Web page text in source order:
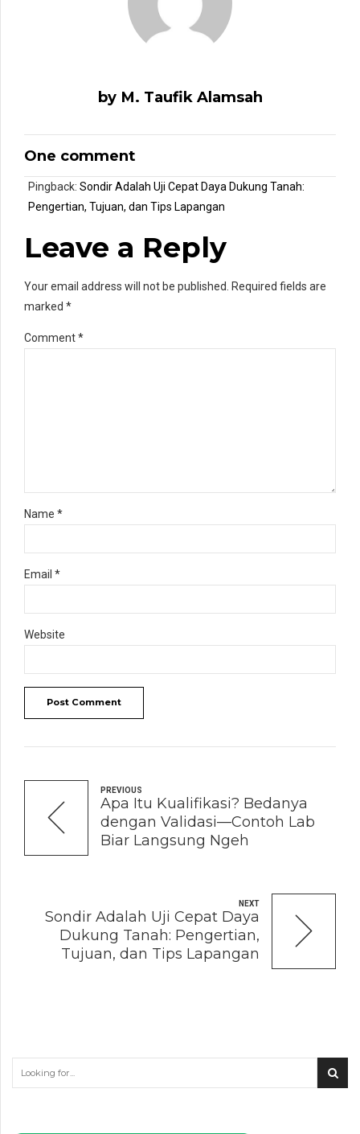
by M. Taufik Alamsah
One comment
Pingback: Sondir Adalah Uji Cepat Daya Dukung Tanah:
Pengertian, Tujuan, dan Tips Lapangan
Leave a Reply
Your email address will not be published. Required fields are
marked *
Comment*
Name *
Email *
Website
Post Comment
PREVIOUS
Apa Itu Kualifikasi? Bedanya
dengan Validasi—Contoh Lab
Biar Langsung Ngeh
NEXT
Sondir Adalah Uji Cepat Daya
Dukung Tanah: Pengertian,
Tujuan, dan Tips Lapangan